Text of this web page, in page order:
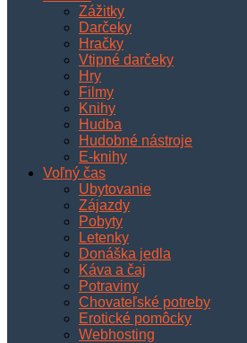
Zážitky
Darčeky
Hračky
Vtipné darčeky
Hry
Filmy
Knihy
Hudba
Hudobné nástroje
E-knihy
Voľný čas
Ubytovanie
Zájazdy
Pobyty
Letenky
Donáška jedla
Káva a čaj
Potraviny
Chovateľské potreby
Erotické pomôcky
Webhosting